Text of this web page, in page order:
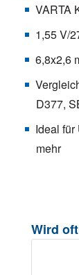
VARTA
1,55 V/
6,8x2,6
D377,
Ideal
mehr
Wird